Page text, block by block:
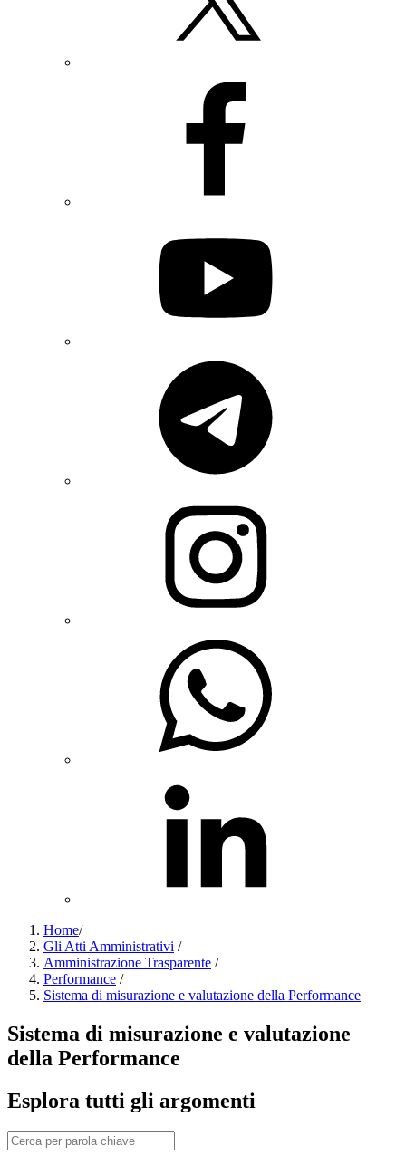
Home/
Gli Atti Amministrativi /
Amministrazione Trasparente /
Performance /
Sistema di misurazione e valutazione della Performance
Sistema di misurazione e valutazione
della Performance
Esplora tutti gli argomenti